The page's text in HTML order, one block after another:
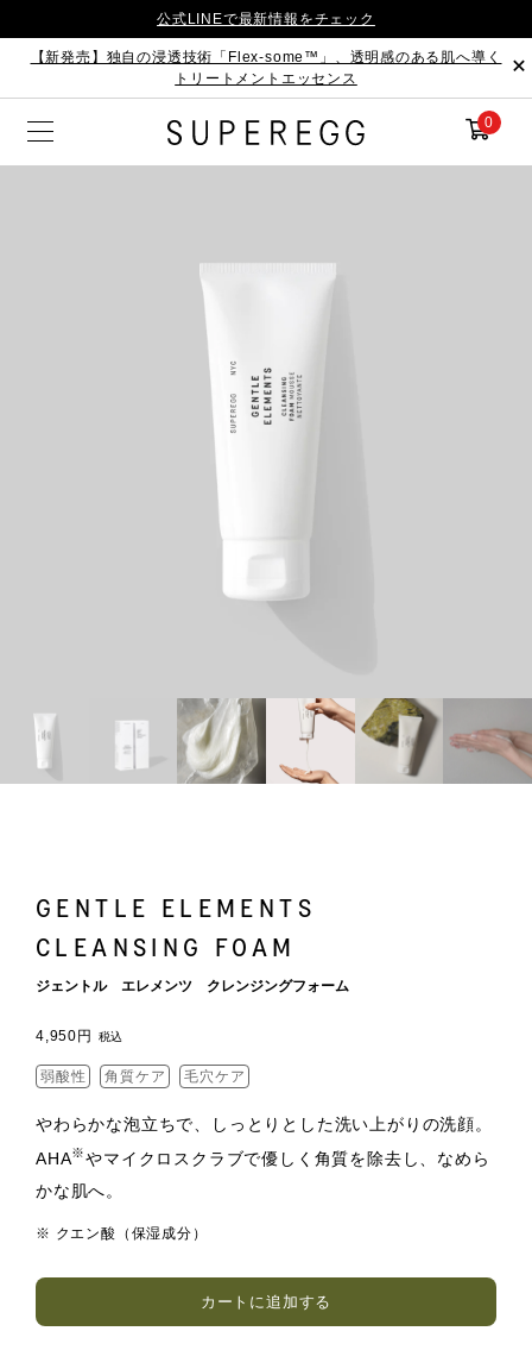
公式LINEで最新情報をチェック
【新発売】独自の浸透技術「Flex-some™」、透明感のある肌へ導く
トリートメントエッセンス
0
GENTLE ELEMENTS
CLEANSING FOAM
ジェントル エレメンツ クレンジングフォーム
4,950円 税込
弱酸性 角質ケア 毛穴ケア
やわらかな泡立ちで、しっとりとした洗い上がりの洗顔。
AHA※ ​やマイクロスクラブで優しく角質を除去し、なめら
かな肌へ。
※ クエン酸（保湿成分）​
カートに追加する